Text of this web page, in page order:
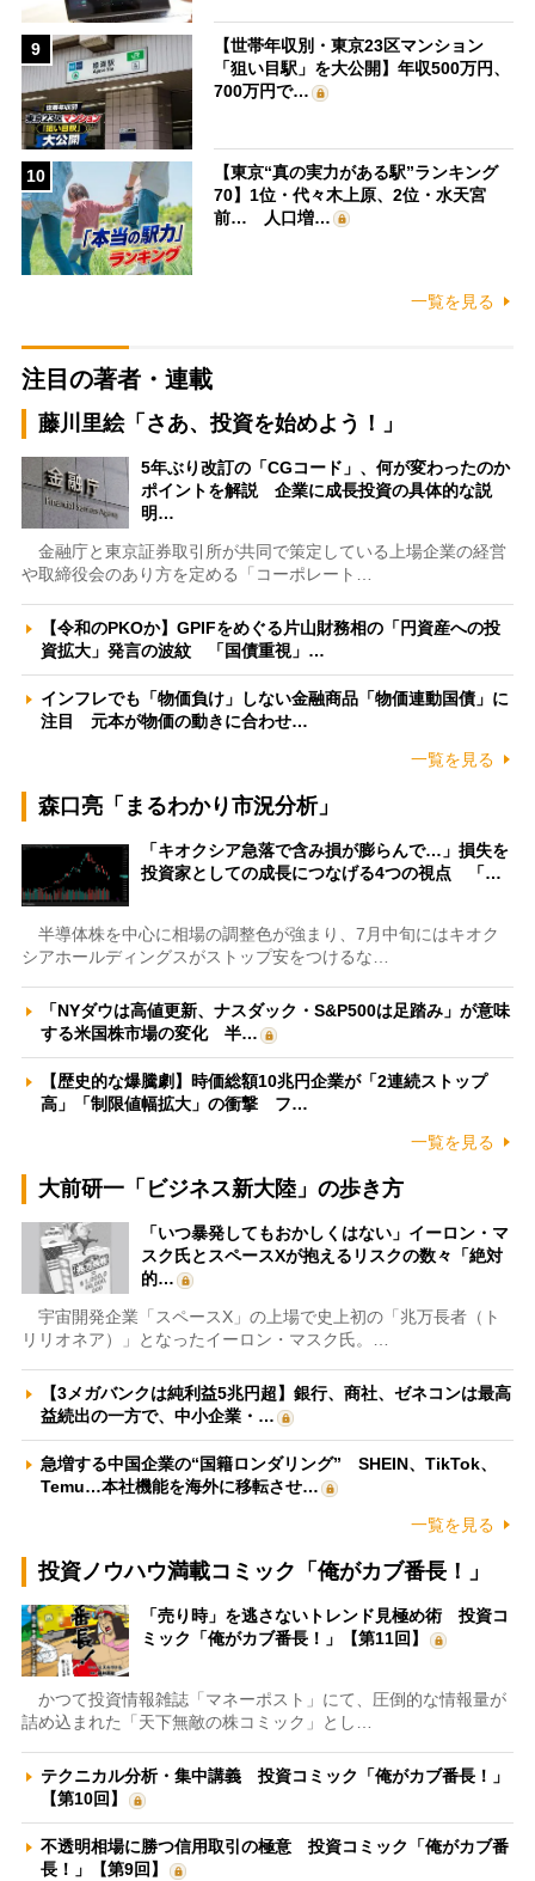
9
【世帯年収別・東京23区マンション
「狙い目駅」を大公開】年収500万円、
700万円で…
10
【東京“真の実力がある駅”ランキング
70】1位・代々木上原、2位・水天宮
前… 人口増…
一覧を見る
注目の著者・連載
藤川里絵「さあ、投資を始めよう！」
5年ぶり改訂の「CGコード」、何が変わったのか
ポイントを解説 企業に成長投資の具体的な説
明…
金融庁と東京証券取引所が共同で策定している上場企業の経営
や取締役会のあり方を定める「コーポレート…
【令和のPKOか】GPIFをめぐる片山財務相の「円資産への投
資拡大」発言の波紋 「国債重視」…
インフレでも「物価負け」しない金融商品「物価連動国債」に
注目 元本が物価の動きに合わせ…
一覧を見る
森口亮「まるわかり市況分析」
「キオクシア急落で含み損が膨らんで…」損失を
投資家としての成長につなげる4つの視点 「…
半導体株を中心に相場の調整色が強まり、7月中旬にはキオク
シアホールディングスがストップ安をつけるな…
「NYダウは高値更新、ナスダック・S&P500は足踏み」が意味
する米国株市場の変化 半…
【歴史的な爆騰劇】時価総額10兆円企業が「2連続ストップ
高」「制限値幅拡大」の衝撃 フ…
一覧を見る
大前研一「ビジネス新大陸」の歩き方
「いつ暴発してもおかしくはない」イーロン・マ
スク氏とスペースXが抱えるリスクの数々「絶対
的…
宇宙開発企業「スペースX」の上場で史上初の「兆万長者（ト
リリオネア）」となったイーロン・マスク氏。…
【3メガバンクは純利益5兆円超】銀行、商社、ゼネコンは最高
益続出の一方で、中小企業・…
急増する中国企業の“国籍ロンダリング” SHEIN、TikTok、
Temu…本社機能を海外に移転させ…
一覧を見る
投資ノウハウ満載コミック「俺がカブ番長！」
「売り時」を逃さないトレンド見極め術 投資コ
ミック「俺がカブ番長！」【第11回】
かつて投資情報雑誌「マネーポスト」にて、圧倒的な情報量が
詰め込まれた「天下無敵の株コミック」とし…
テクニカル分析・集中講義 投資コミック「俺がカブ番長！」
【第10回】
不透明相場に勝つ信用取引の極意 投資コミック「俺がカブ番
長！」【第9回】